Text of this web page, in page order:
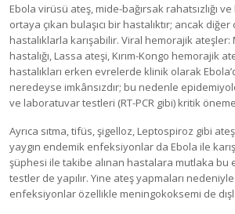
Ebola virüsü ateş, mide-bağırsak rahatsızlığı
ortaya çıkan bulaşıcı bir hastalıktır; ancak diğer
hastalıklarla karışabilir. Viral hemorajik
hastalığı, Lassa ateşi, Kırım-Kongo hemorajik
hastalıkları erken evrelerde klinik olarak
neredeyse imkânsızdır; bu nedenle
ve laboratuvar testleri (RT-PCR gibi) kritik
Ayrıca sıtma, tifüs, şigelloz, Leptospiroz gibi
yaygın endemik enfeksiyonlar da Ebola ile
şüphesi ile takibe alınan hastalara mutlaka
testler de yapılır. Yine ateş yapmaları
enfeksiyonlar özellikle meningokoksemi de